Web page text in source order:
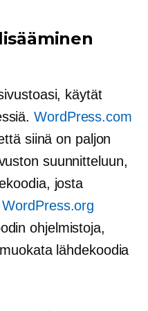
käytät
WordPress.com
siinä on paljon
suunnitteluun,
josta
WordPress.org
ohjelmistoja,
lähdekoodia